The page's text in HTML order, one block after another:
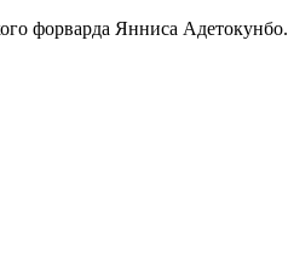
форварда Янниса Адетокунбо.